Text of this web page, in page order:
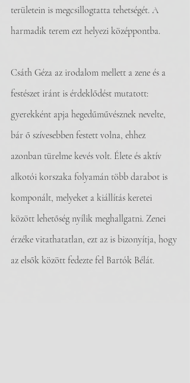
területein is megcsillogtatta tehetségét. A
harmadik terem ezt helyezi középpontba.
Csáth Géza az irodalom mellett a zene és a
festészet iránt is érdeklődést mutatott:
gyerekként apja hegedűművésznek nevelte,
bár ő szívesebben festett volna, ehhez
azonban türelme kevés volt. Élete és aktív
alkotói korszaka folyamán több darabot is
komponált, melyeket a kiállítás keretei
között lehetőség nyílik meghallgatni. Zenei
érzéke vitathatatlan, ezt az is bizonyítja, hogy
az elsők között fedezte fel Bartók Bélát.